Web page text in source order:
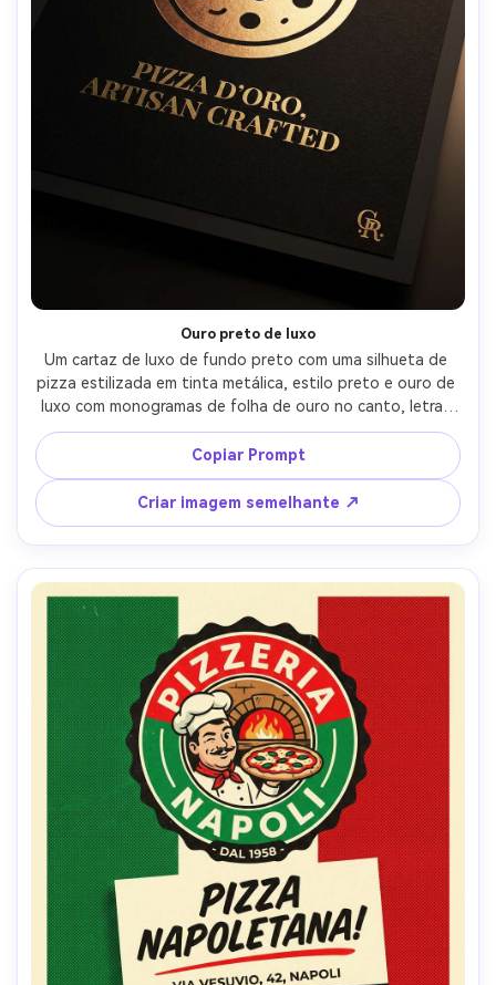
Ouro preto de luxo
Um cartaz de luxo de fundo preto com uma silhueta de
pizza estilizada em tinta metálica, estilo preto e ouro de
luxo com monogramas de folha de ouro no canto, letras
serif modernas, layout mínimo, emblema centrado, olhar
vetorial ultra-nítido, pronto para impressão com margens
seguras de sangramento e vibração de embalagem
premium, lente de 85mm, profundidade de campo rasa,
iluminação cinematográfica suave-AR 4:5
Copiar Prompt
Criar imagem semelhante ↗